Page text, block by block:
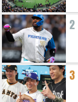
2
3